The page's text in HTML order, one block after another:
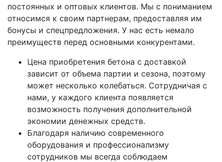
постоянных и оптовых клиентов. Мы с пониманием
относимся к своим партнерам, предоставляя им
бонусы и спецпредложения. У нас есть немало
преимуществ перед основными конкурентами.
Цена приобретения бетона с доставкой
зависит от объема партии и сезона, поэтому
может несколько колебаться. Сотрудничая с
нами, у каждого клиента появляется
возможность получения дополнительной
экономии денежных средств.
Благодаря наличию современного
оборудования и профессионализму
сотрудников мы всегда соблюдаем